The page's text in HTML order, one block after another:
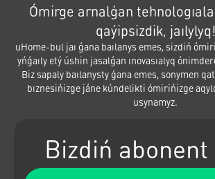
Ómirge arnalǵan
qaýipsizdik, jaılylyq!
uHome-bul jaı ǵana baılanys emes, sizdiń
yńǵaıly etý úshin jasalǵan ınovasıalyq
Biz sapaly baılanysty ǵana emes, sonymen
bıznesińizge jáne kúndelikti ómirińizge
usynamyz.
Bizdiń abonent